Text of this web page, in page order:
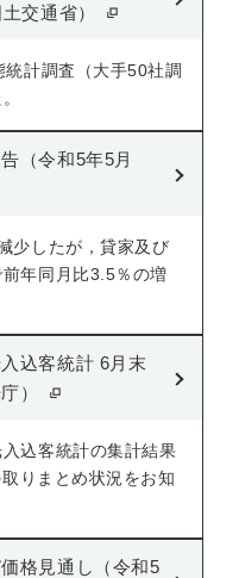
交通省）
計調査（大手50社調
（令和5年5月
少したが，貸家及び
年同月比3.5％の増
込客統計 6月末
）
込客統計の集計結果
りまとめ状況をお知
格見通し（令和5